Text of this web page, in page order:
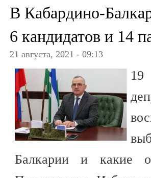
В Кабардино-
6 кандидатов и 14
21 августа, 2021 - 09:13
19
Балкарии и какие